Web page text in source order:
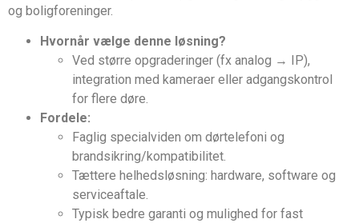
og boligforeninger.
Hvornår vælge denne løsning?
Ved større opgraderinger (fx analog → IP),
integration med kameraer eller adgangskontrol
for flere døre.
Fordele:
Faglig specialviden om dørtelefoni og
brandsikring/kompatibilitet.
Tættere helhedsløsning: hardware, software og
serviceaftale.
Typisk bedre garanti og mulighed for fast